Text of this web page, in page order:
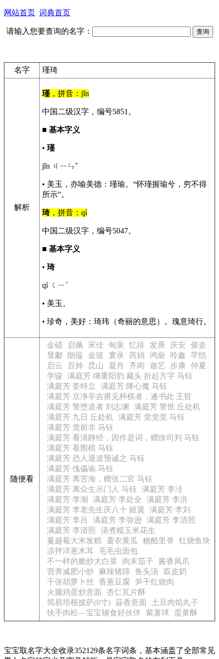
网站首页 词典首页
请输入您要查询的名字：
名字 瑾琦
解析
瑾 ，拼音：jǐn
中国二级汉字，编号5851。
■ 基本字义
• 瑾
jǐn ㄐㄧㄣˇ
• 美玉，亦喻美德：瑾瑜。“怀瑾握瑜兮，穷不得
所示”。
琦，拼音：qí
中国二级汉字，编号5047。
■ 基本字义
• 琦
qí ㄑㄧˊ
• 美玉。
• 珍奇，美好：琦玮（奇丽的意思）。瑰意琦行。
随便看
金碛 启佩 宋佳 甸泉 忆排 发庚 庆安
俊姿
显鄘
朗蕴 金玻 寰录 芮娟 鸿燊 呤鑫
芊恺
启云
百帅 昆山 凝月 齐闳 迦艺 步康
仲夏
学骏
满庭芳 继重阳韵 藏头 折起方字 马钰
满庭芳 姜特立
满庭芳 降心魔 马钰
满庭芳 京净辛吉甫见枰棋者，遂书此 王哲
满庭芳 警堕道者 刘志渊
满庭芳 警世 丘处机
满庭芳 九日 丘处机 满庭芳 觉觉觉 马钰
满庭芳 觉前非 马钰
满庭芳 看清静经，因作是词，赠徐司判 马钰
满庭芳 看围棋 马钰
满庭芳 恐人退道预诫之 马钰
满庭芳 傀儡谕 马钰
满庭芳 离苦海，赠张二官 马钰
满庭芳 离众生示门人 马钰
满庭芳 李洤
满庭芳 李淛
满庭芳 李处全
满庭芳 李洪
满庭芳 李老先生庆八十 姬翼
满庭芳 李刘
满庭芳 李吕
满庭芳 李弥逊 满庭芳 李清照
满庭芳 李清照
清煮糯玉米花生
蔓越莓大米发糕
蓑衣黄瓜 糖醋里脊
红烧鱼块
凉拌洋葱木耳
毛毛虫面包
不一样的脆炒大白菜
肉末茄子
酱香凤爪
营养减肥小炒
麻辣猪蹄 鱼头汤
双皮奶
千张胡萝卜丝
香葱豆腐
笋干红烧肉
火腿鸡蛋炒意面
杏仁瓦片酥
简易培根披萨(8寸) 蒜香意面
土豆肉馅丸子
快手肉松—宝宝辅食好伙伴 紫薯球 蛋黄酥
宝宝取名字大全收录352129条名字词条，基本涵盖了全部常见